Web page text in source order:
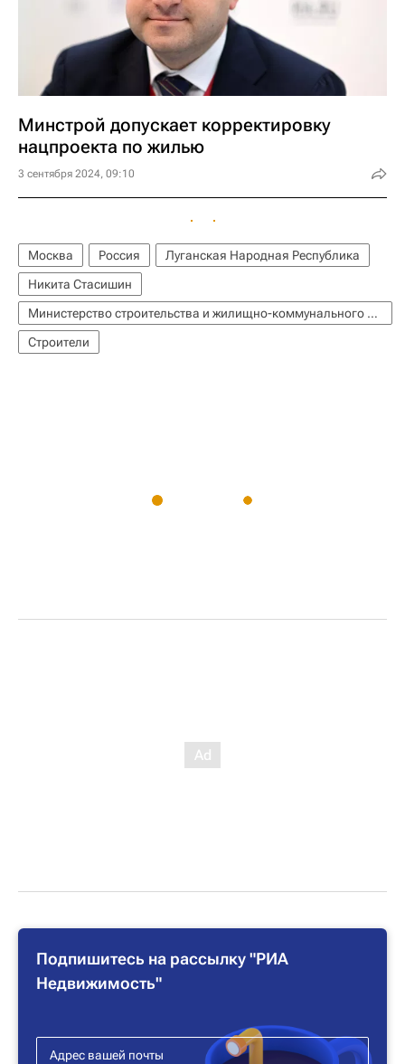
Минстрой допускает корректировку
нацпроекта по жилью
3 сентября 2024, 09:10
Москва Россия
Луганская Народная Республика
Никита Стасишин
Министерство строительства и жилищно-коммунального хозяйства РФ (Минстрой России)
Строители
Подпишитесь на рассылку "РИА
Недвижимость"